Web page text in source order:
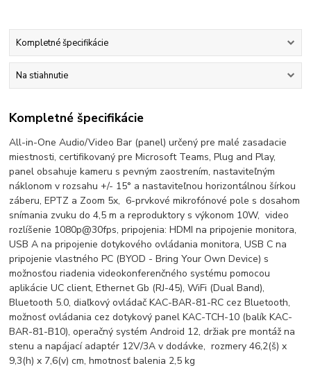
Kompletné špecifikácie
Na stiahnutie
Kompletné špecifikácie
All-in-One Audio/Video Bar (panel) určený pre malé zasadacie
miestnosti, certifikovaný pre Microsoft Teams, Plug and Play,
panel obsahuje kameru s pevným zaostrením, nastaviteľným
náklonom v rozsahu +/- 15° a nastaviteľnou horizontálnou šírkou
záberu, EPTZ a Zoom 5x, 6-prvkové mikrofónové pole s dosahom
snímania zvuku do 4,5 m a reproduktory s výkonom 10W, video
rozlíšenie 1080p@30fps, pripojenia: HDMI na pripojenie monitora,
USB A na pripojenie dotykového ovládania monitora, USB C na
pripojenie vlastného PC (BYOD - Bring Your Own Device) s
možnosťou riadenia videokonferenčného systému pomocou
aplikácie UC client, Ethernet Gb (RJ-45), WiFi (Dual Band),
Bluetooth 5.0, diaľkový ovládač KAC-BAR-81-RC cez Bluetooth,
možnosť ovládania cez dotykový panel KAC-TCH-10 (balík KAC-
BAR-81-B10), operačný systém Android 12, držiak pre montáž na
stenu a napájací adaptér 12V/3A v dodávke, rozmery 46,2(š) x
9,3(h) x 7,6(v) cm, hmotnosť balenia 2,5 kg